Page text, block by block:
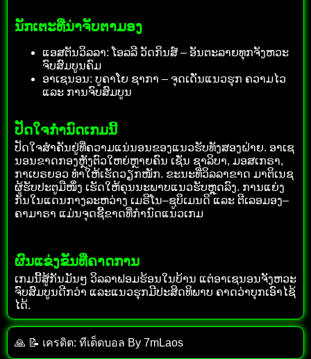
ນັກເຕະທີ່ນ່າຈັບຕາມອງ
ແອສຕັນວິລລາ: ໂອລລີ ວັດກິນສ໌ – ອັນຕະລາຍທຸກຈັງຫວະ
ຈົບສົມບູນຄົມ
ອາເຊນອນ: ບູຄາໂຍ ຊາກາ – ຈຸດເດັ່ນແນວຮຸກ ຄວາມໄວ
ແລະ ການຈົບສົມບູນ
ປັດໃຈກຳນົດເກມນີ້
ປັດໃຈສຳຄັນຢູ່ທີ່ຄວາມແນ່ນອນຂອງແນວຮັບທັງສອງຝ່າຍ. ອາເຊ
ນອນຂາດກອງຫຼັງຕົວໃຫຍ່ຫຼາຍຄົນ ເຊັ່ນ ຊາລິບາ, ມອສເກຣາ,
ກາເບຣຍອວ ທຳໃຫ້ເຮັດວຽກໜັກ. ຂະນະທີ່ວິລລາຂາດ ມາຕິເນຊ
ຜູ້ຮັບປະຕູມືໜຶ່ງ ເຮັດໃຫ້ຄຸນນະພາບແນວຮັບຫຼຸດລົງ. ການແຍ່ງ
ກັນໃນແດນກາງລະຫວ່າງ ເມຣີໂນ–ຊູບິເມນດິ ແລະ ຕີເລອມອງ–
ຄາມາຣາ ແມ່ນຈຸດຊີ້ຂາດທີ່ກຳນົດແນວເກມ
ຜົນແຂ່ງຂັນທີ່ຄາດການ
ເກມນີ້ສູ້ກັນມັນໆ ວິລລາຟອມຮ້ອນໃນບ້ານ ແຕ່ອາເຊນອນຈັງຫວະ
ຈົບສົມບູນດີກວ່າ ແລະແນວຮຸກມີປະສິດທິພາບ ຄາດວ່າບຸກເອົາໄຊ້
ໄດ້.
🙏 📝 เครดิต: ทีเด็ด​บอล​ By​ 7mLaos